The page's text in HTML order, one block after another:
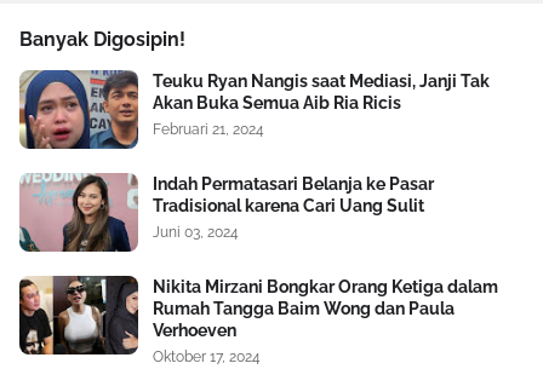
Banyak Digosipin!
Teuku Ryan Nangis saat Mediasi, Janji Tak
Akan Buka Semua Aib Ria Ricis
Februari 21, 2024
Indah Permatasari Belanja ke Pasar
Tradisional karena Cari Uang Sulit
Juni 03, 2024
Nikita Mirzani Bongkar Orang Ketiga dalam
Rumah Tangga Baim Wong dan Paula
Verhoeven
Oktober 17, 2024